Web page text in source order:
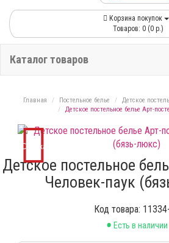
Корзина покупок
Товаров: 0 (0 р.)
Каталог товаров
Главная Постельное белье Детское
Детское постельное белье Арт-
Скидка
Детское постельное
Человек-паук
Код товара:
• Есть в наличии